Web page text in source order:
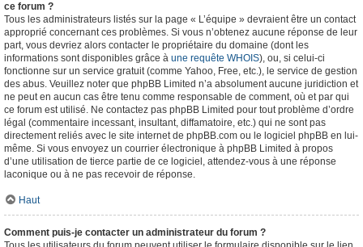
ce forum ?
Tous les administrateurs listés sur la page « L’équipe » devraient être un contact
approprié concernant ces problèmes. Si vous n’obtenez aucune réponse de leur
part, vous devriez alors contacter le propriétaire du domaine (dont les
informations sont disponibles grâce à une requête WHOIS), ou, si celui-ci
fonctionne sur un service gratuit (comme Yahoo, Free, etc.), le service de gestion
des abus. Veuillez noter que phpBB Limited n’a absolument aucune juridiction et
ne peut en aucun cas être tenu comme responsable de comment, où et par qui
ce forum est utilisé. Ne contactez pas phpBB Limited pour tout problème d’ordre
légal (commentaire incessant, insultant, diffamatoire, etc.) qui ne sont pas
directement reliés avec le site internet de phpBB.com ou le logiciel phpBB en lui-
même. Si vous envoyez un courrier électronique à phpBB Limited à propos
d’une utilisation de tierce partie de ce logiciel, attendez-vous à une réponse
laconique ou à ne pas recevoir de réponse.
Haut
Comment puis-je contacter un administrateur du forum ?